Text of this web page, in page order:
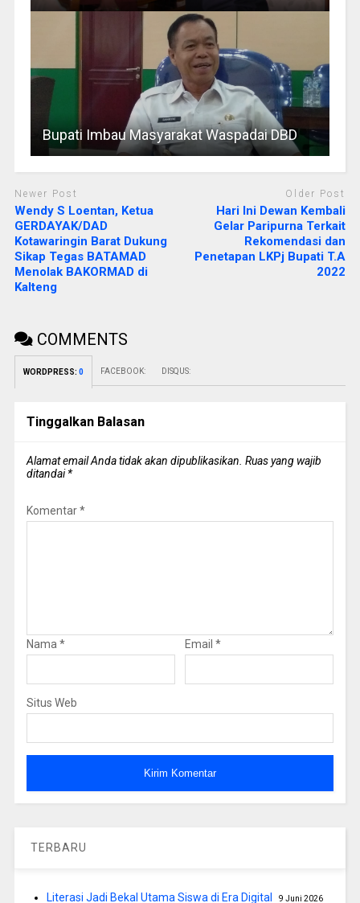
Bupati Imbau Masyarakat Waspadai DBD
Newer Post
Wendy S Loentan, Ketua
GERDAYAK/DAD
Kotawaringin Barat Dukung
Sikap Tegas BATAMAD
Menolak BAKORMAD di
Kalteng
Older Post
Hari Ini Dewan Kembali
Gelar Paripurna Terkait
Rekomendasi dan
Penetapan LKPj Bupati T.A
2022
COMMENTS
WORDPRESS: 0 FACEBOOK: DISQUS:
Tinggalkan Balasan
Alamat email Anda tidak akan dipublikasikan. Ruas yang wajib
ditandai*
Komentar*
Nama * Email *
Situs Web
TERBARU
Literasi Jadi Bekal Utama Siswa di Era Digital 9 Juni 2026